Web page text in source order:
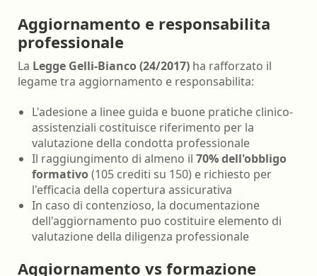
Aggiornamento e responsabilita
professionale
La Legge Gelli-Bianco (24/2017) ha rafforzato il
legame tra aggiornamento e responsabilita:
L'adesione a linee guida e buone pratiche clinico-
assistenziali costituisce riferimento per la
valutazione della condotta professionale
Il raggiungimento di almeno il 70% dell'obbligo
formativo(105 crediti su 150) e richiesto per
l'efficacia della copertura assicurativa
In caso di contenzioso, la documentazione
dell'aggiornamento puo costituire elemento di
valutazione della diligenza professionale
Aggiornamento vs formazione